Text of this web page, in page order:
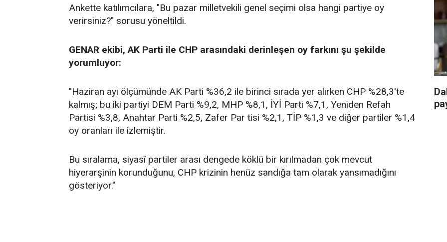
Ankette katılımcılara, "Bu pazar milletvekili genel seçimi olsa hangi partiye oy
verirsiniz?" sorusu yöneltildi.
GENAR ekibi, AK Parti ile CHP arasındaki derinleşen oy farkını şu şekilde
yorumluyor:
"Haziran ayı ölçümünde AK Parti %36,2 ile birinci sırada yer alırken CHP %28,3'te
kalmış; bu iki partiyi DEM Parti %9,2, MHP %8,1, İYİ Parti %7,1, Yeniden Refah
Partisi %3,8, Anahtar Parti %2,5, Zafer Par tisi %2,1, TİP %1,3 ve diğer partiler %1,4
oy oranları ile izlemiştir.
Bu sıralama, siyasî partiler arası dengede köklü bir kırılmadan çok mevcut
hiyerarşinin korunduğunu, CHP krizinin henüz sandığa tam olarak yansımadığını
gösteriyor."